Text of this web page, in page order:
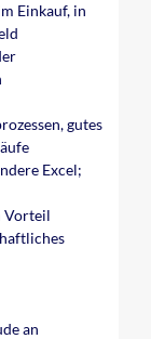
Einkauf, in
gutes
Excel;
Vorteil
an